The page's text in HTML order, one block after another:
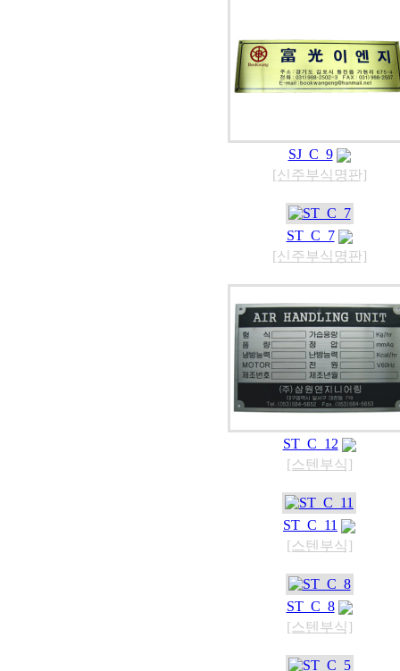
SJ_C_9
[신주부식명판]
ST_C_7
[신주부식명판]
ST_C_12
[스텐부식]
ST_C_11
[스텐부식]
ST_C_8
[스텐부식]